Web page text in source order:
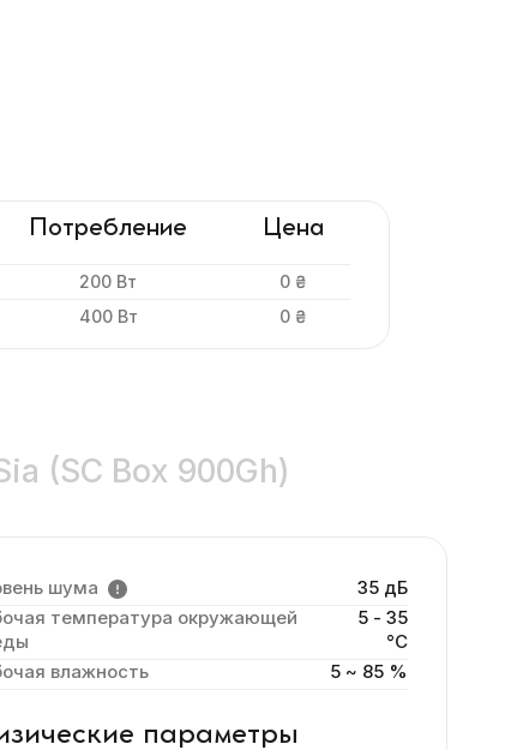
Потребление Цена
200 Вт
0 ₴
400 Вт 0 ₴
(SC Box 900Gh)
шума
35 дБ
температура окружающей
5 - 35
°C
влажность
5 ~ 85 %
параметры